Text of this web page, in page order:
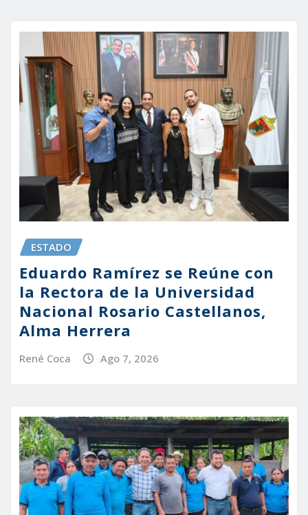
ESTADO
Eduardo Ramírez se Reúne con
la Rectora de la Universidad
Nacional Rosario Castellanos,
Alma Herrera
René Coca Ago 7, 2026